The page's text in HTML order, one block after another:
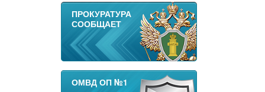
ПРОКУРАТУРА
СООБЩАЕТ
ОМВД ОП №1